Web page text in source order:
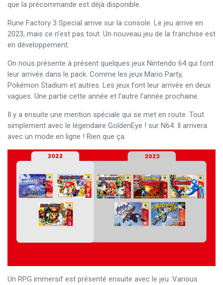
que la précommande est déjà disponible.
Rune Factory 3 Special arrive sur la console. Le jeu arrive en
2023, mais ce n’est pas tout. Un nouveau jeu de la franchise est
en développement.
On nous présente à présent quelques jeux Nintendo 64 qui font
leur arrivée dans le pack. Comme les jeux Mario Party,
Pokémon Stadium et autres. Les jeux font leur arrivée en deux
vagues. Une partie cette année et l’autre l’année prochaine.
Il y a ensuite une mention spéciale qui se met en route. Tout
simplement avec le légendaire GoldenEye ! sur N64. Il arrivera
avec un mode en ligne ! Rien que ça.
Un RPG immersif est présenté ensuite avec le jeu :Various